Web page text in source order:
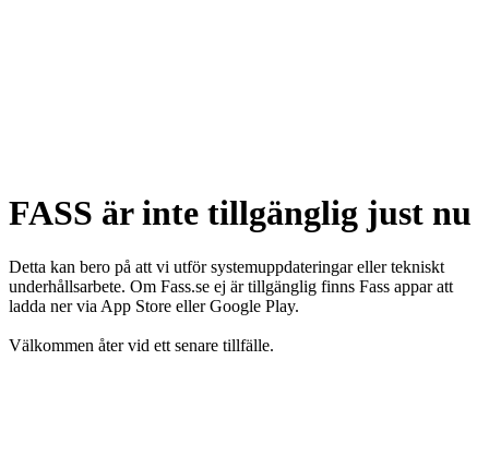
FASS är inte tillgänglig just nu
Detta kan bero på att vi utför systemuppdateringar eller tekniskt
underhållsarbete. Om Fass.se ej är tillgänglig finns Fass appar att
ladda ner via App Store eller Google Play.
Välkommen åter vid ett senare tillfälle.